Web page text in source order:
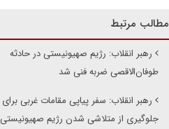
مطالب مرتبط
رهبر انقلاب: رژیم صهیونیستی در حادثه
طوفان‌الاقصی ضربه فنی شد
رهبر انقلاب: سفر پیاپی مقامات غربی برای
جلوگیری از متلاشی شدن رژیم صهیونیستی